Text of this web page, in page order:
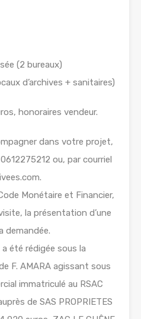
(2 bureaux)
d’archives + sanitaires)
honoraires vendeur.
dans votre projet,
ou, par courriel
Monétaire et Financier,
la présentation d’une
demandée.
été rédigée sous la
F. AMARA agissant sous
immatriculé au RSAC
de SAS PROPRIETES